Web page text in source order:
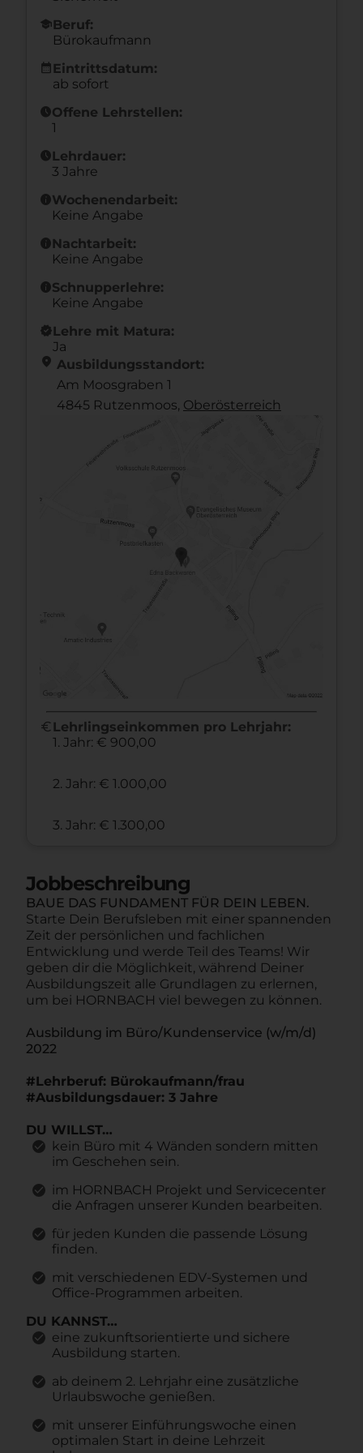
schoolBeruf:
Bürokaufmann
calendar_month Eintrittsdatum:
ab sofort
scheduleOffene Lehrstellen:
1
scheduleLehrdauer:
3 Jahre
infoWochenendarbeit:
Keine Angabe
infoNachtarbeit:
Keine Angabe
infoSchnupperlehre:
Keine Angabe
new_releasesLehre mit Matura:
Ja
location_on Ausbildungsstandort:
Am Moosgraben 1
4845 Rutzenmoos, Ober­österreich
euro Lehrlingseinkommen pro Lehrjahr:
1. Jahr: € 900,00
2. Jahr: € 1.000,00
3. Jahr: € 1.300,00
Jobbeschreibung
BAUE DAS FUNDAMENT FÜR DEIN LEBEN.
Starte Dein Berufsleben mit einer spannenden
Zeit der persönlichen und fachlichen
Entwicklung und werde Teil des Teams! Wir
geben dir die Möglichkeit, während Deiner
Ausbildungszeit alle Grundlagen zu erlernen,
um bei HORNBACH viel bewegen zu können.
Ausbildung im Büro/Kundenservice (w/m/d)
2022
#Lehrberuf: Bürokaufmann/frau
#Ausbildungsdauer: 3 Jahre
DU WILLST…
kein Büro mit 4 Wänden sondern mitten
im Geschehen sein.
im HORNBACH Projekt und Servicecenter
die Anfragen unserer Kunden bearbeiten.
für jeden Kunden die passende Lösung
finden.
mit verschiedenen EDV-Systemen und
Office-Programmen arbeiten.
DU KANNST…
eine zukunftsorientierte und sichere
Ausbildung starten.
ab deinem 2. Lehrjahr eine zusätzliche
Urlaubswoche genießen.
mit unserer Einführungswoche einen
optimalen Start in deine Lehrzeit